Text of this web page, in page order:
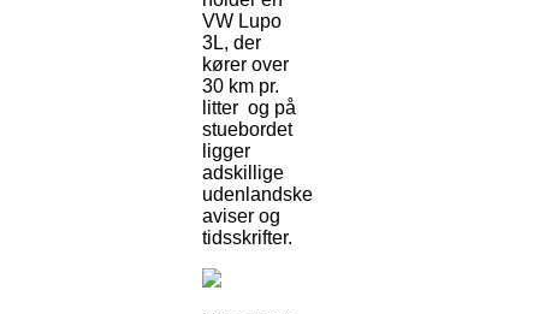
VW Lupo
3L, der
kører over
30 km pr.
litter og på
stuebordet
ligger
adskillige
udenlandske
aviser og
tidsskrifter.